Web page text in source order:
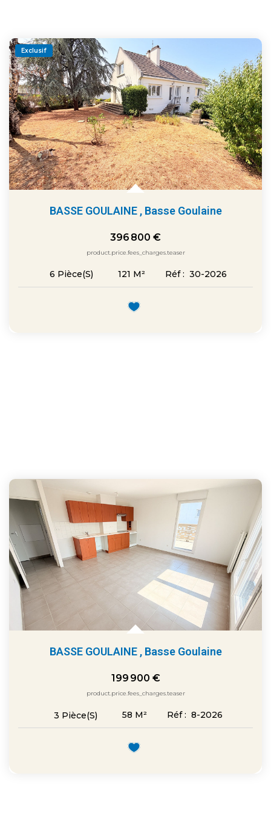
Exclusif
BASSE GOULAINE , Basse Goulaine
396 800 €
product.price.fees_charges.teaser
6 Pièce(s) 121 M² Réf : 30-2026
BASSE GOULAINE , Basse Goulaine
199 900 €
product.price.fees_charges.teaser
3 Pièce(s) 58 M² Réf : 8-2026